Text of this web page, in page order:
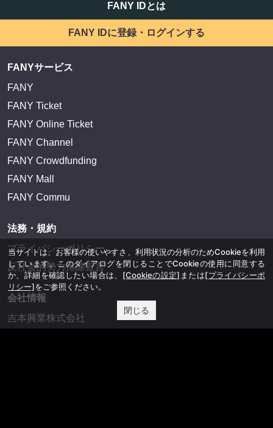
FANY IDとは
FANY IDに登録・ログインする
FANYサービス
FANY
FANY Ticket
FANY Online Ticket
FANY Channel
FANY Crowdfunding
FANY Mall
FANY Commu
法務・規約
プライバシーポリシー
反社会的勢力排除宣言
会社情報
吉本興業株式会社
当サイトは、お客様の使いやすさ、利用状況の分析のためCookieを利用
しています。このダイアログを閉じることでCookieの使用に同意する
か、詳細を確認したい場合は、 [Cookieの設定] または[プライバシーポ
リシー]をご参照ください。
閉じる